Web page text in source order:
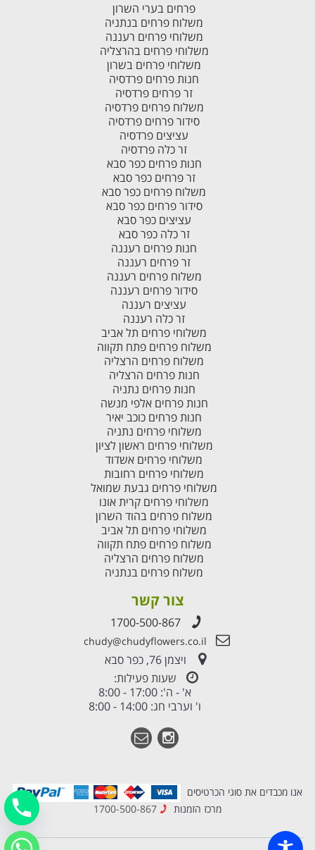
פרחים בערי השרון
משלוח פרחים בנתניה
משלוחי פרחים רעננה
משלוחי פרחים בהרצליה
משלוחי פרחים בשרון
חנות פרחים פרדסיה
זר פרחים פרדסיה
משלוח פרחים פרדסיה
סידור פרחים פרדסיה
עציצים פרדסיה
זר כלה פרדסיה
חנות פרחים כפר סבא
זר פרחים כפר סבא
משלוח פרחים כפר סבא
סידור פרחים כפר סבא
עציצים כפר סבא
זר כלה כפר סבא
חנות פרחים רעננה
זר פרחים רעננה
משלוח פרחים רעננה
סידור פרחים רעננה
עציצים רעננה
זר כלה רעננה
משלוחי פרחים תל אביב
משלוח פרחים פתח תקווה
משלוח פרחים הרצליה
חנות פרחים הרצליה
חנות פרחים נתניה
חנות פרחים אלפי מנשה
חנות פרחים כוכב יאיר
משלוחי פרחים נתניה
משלוחי פרחים ראשון לציון
משלוחי פרחים אשדוד
משלוחי פרחים רחובות
משלוחי פרחים גבעת שמואל
משלוחי פרחים קרית אונו
משלוח פרחים בהוד השרון
משלוחי פרחים תל אביב
משלוח פרחים פתח תקווה
משלוח פרחים הרצליה
משלוח פרחים בנתניה
צור קשר
1700-500-867
chudy@chudyflowers.co.il
ויצמן 76, כפר סבא
שעות פעילות:
א' - ה': 17:00 - 8:00
ו' וערבי חג: 14:00 - 8:00
אנו מכבדים את סוגי הכרטיסים
מרכז הזמנות